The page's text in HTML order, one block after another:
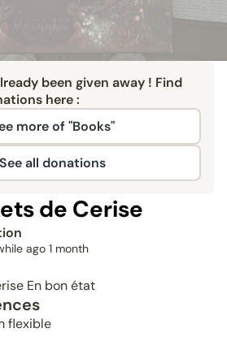
been given away ! Find
here :
more of "Books"
See all donations
de Cerise
ago 1 month
En bon état
flexible